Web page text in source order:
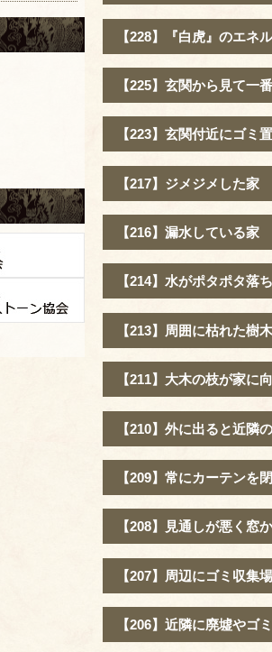
【228】『白虎』のエネ
【225】玄関から見て一
【223】玄関付近にゴミ
【217】ジメジメした家
【216】漏水している家
【214】水がポタポタ落
【213】周囲に枯れた樹
【211】大木の枝が家に
【210】外に出ると近隣
【209】常にカーテンを
【208】見通しが悪く窓
【207】周辺にゴミ収集
【206】近隣に廃墟やゴ